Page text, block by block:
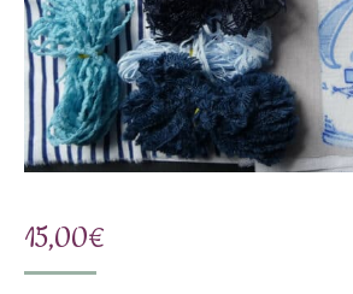
15,00€